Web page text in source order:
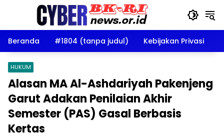
Beranda
#1804 (tanpa judul) Kebijakan Privasi
HUKUM
Alasan MA Al-Ashdariyah Pakenjeng
Garut Adakan Penilaian Akhir
Semester (PAS) Gasal Berbasis
Kertas